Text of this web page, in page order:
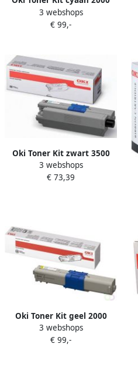
pagina&apos;s 44469706
3 webshops
€ 99,-
Oki Toner Kit zwart 3500
pagina&apos;s 44469803
3 webshops
€ 73,39
Oki Toner Kit geel 2000
pagina&apos;s 44469704
3 webshops
€ 99,-